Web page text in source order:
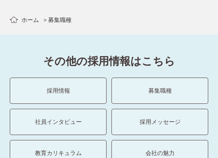
ホーム 募集職種
その他の採用情報はこちら
採用情報 募集職種
社員インタビュー 採用メッセージ
教育カリキュラム 会社の魅力